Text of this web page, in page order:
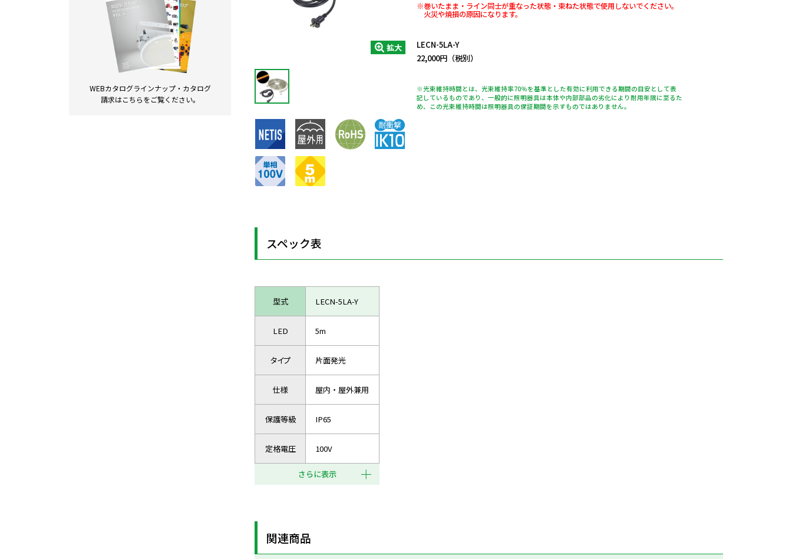
WEBカタログラインナップ・ カタログ
請求はこちらをご覧ください。
拡大
※巻いたまま・ライン同士が重なった状態・束ねた状態で使用しないでください。
火災や焼損の原因になります。
LECN-5LA-Y
22,000円（税別）
※光束維持時間とは、光束維持率70％を基準とした有効に利用できる期間の目安として表
記しているものであり、一般的に照明器具は本体や内部部品の劣化により耐用年限に至るた
め、この光束維持時間は照明器具の保証期間を示すものではありません。
スペック表
型式 LECN-5LA-Y
LED 5m
タイプ 片面発光
仕様 屋内・屋外兼用
保護等級 IP65
定格電圧 100V
さらに表示
関連商品